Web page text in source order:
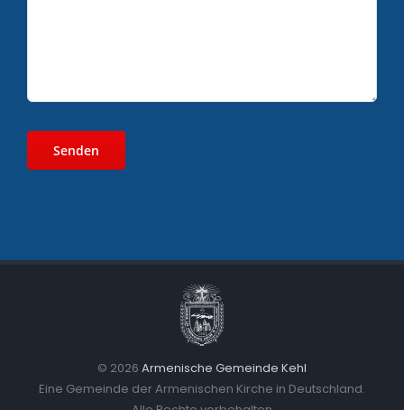
© 2026 Armenische Gemeinde Kehl
Eine Gemeinde der Armenischen Kirche in Deutschland.